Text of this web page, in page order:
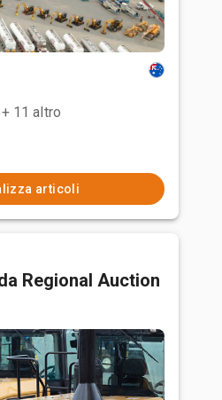
+ 11 altro
articoli
Regional Auction